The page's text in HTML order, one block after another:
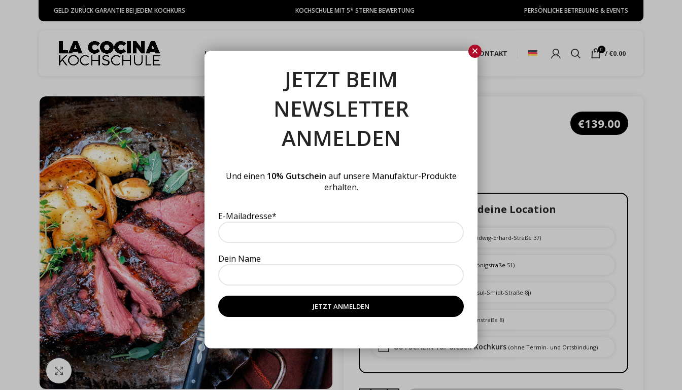
GELD ZURÜCK GARANTIE BEI JEDEM KOCHKURS KOCHSCHULE MIT 5* STERNE BEWERTUNG PERSÖNLICHE BETREUUNG & EVENTS
HOME TEAMEVENTS KOCHKURSE GUTSCHEINE PRIVATFEIERN SHOP KONTAKT 0 / €0.00
Click to enlarge
Be Wild €139.00
1. Wähle deine Location
Kochschule Hamburg (Ludwig-Erhard-Straße 37)
Kochschule Hannover (Königstraße 51)
(Konsul-Smidt-Straße 8j)
Kochschule Berlin (Koppenstraße 8)
GUTSCHEIN für diesen Kochkurs (ohne Termin- und Ortsbindung)
JETZT BEIM
NEWSLETTER
ANMELDEN
Und einen 10% Gutschein auf unsere Manufaktur-Produkte
erhalten.
E-Mailadresse*
Dein Name
×